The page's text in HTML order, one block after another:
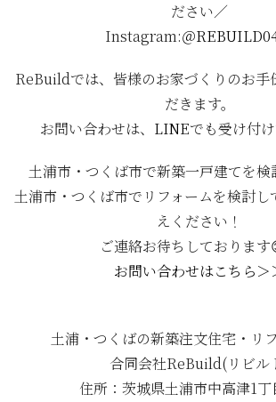
ださい／
Instagram:＠
ReBuildでは、皆様のお家づくりのお手
だきます。
お問い合わせは、 LINEでも受け付け
土浦市・つくば市で新築一戸建てを検
土浦市・つくば市でリフォームを検討
えください！
ご連絡お待ちしております
お問い合わせはこちら＞
土浦・つくばの新築注文住宅・リ
合同会社ReBuild(リビル
住所： 茨城県土浦市中高津1丁